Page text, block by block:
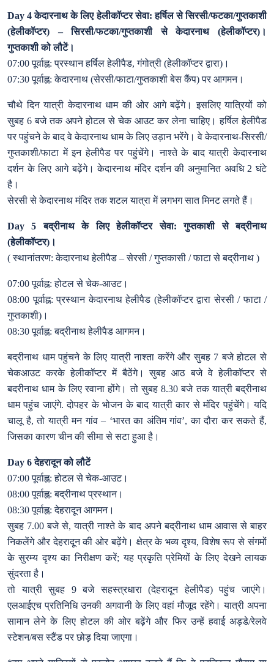
Day 4 केदारनाथ के लिए हेलीकॉप्टर सेवा: हर्षिल से सिरसी/फटका/गुप्तकाशी
(हेलीकॉप्टर) – सिरसी/फटका/गुप्तकाशी से केदारनाथ (हेलीकॉप्टर)।
गुप्तकाशी को लौटें।
07:00 पूर्वाह्न: प्रस्थान हर्षिल हेलीपैड, गंगोत्री (हेलीकॉप्टर द्वारा)।
07:30 पूर्वाह्न: केदारनाथ (सेरसी/फाटा/गुप्तकाशी बेस कैंप) पर आगमन।
चौथे दिन यात्री केदारनाथ धाम की ओर आगे बढ़ेंगे। इसलिए यात्रियों को
सुबह 6 बजे तक अपने होटल से चेक आउट कर लेना चाहिए। हर्षिल हेलीपैड
पर पहुंचने के बाद वे केदारनाथ धाम के लिए उड़ान भरेंगे। वे केदारनाथ-सिरसी/
गुप्तकाशी/फाटा में इन हेलीपैड पर पहुंचेंगे। नाश्ते के बाद यात्री केदारनाथ
दर्शन के लिए आगे बढ़ेंगे। केदारनाथ मंदिर दर्शन की अनुमानित अवधि 2 घंटे
है।
सेरसी से केदारनाथ मंदिर तक शटल यात्रा में लगभग सात मिनट लगते हैं।
Day 5 बद्रीनाथ के लिए हेलीकॉप्टर सेवा: गुप्तकाशी से बद्रीनाथ
(हेलीकॉप्टर)।
( स्थानांतरण: केदारनाथ हेलीपैड – सेरसी / गुप्तकासी / फाटा से बद्रीनाथ )
07:00 पूर्वाह्न: होटल से चेक-आउट।
08:00 पूर्वाह्न: प्रस्थान केदारनाथ हेलीपैड (हेलीकॉप्टर द्वारा सेरसी / फाटा /
गुप्तकाशी)।
08:30 पूर्वाह्न: बद्रीनाथ हेलीपैड आगमन।
बद्रीनाथ धाम पहुंचने के लिए यात्री नाश्ता करेंगे और सुबह 7 बजे होटल से
चेकआउट करके हेलीकॉप्टर में बैठेंगे। सुबह आठ बजे वे हेलीकॉप्टर से
बदरीनाथ धाम के लिए रवाना होंगे। तो सुबह 8.30 बजे तक यात्री बद्रीनाथ
धाम पहुंच जाएंगे. दोपहर के भोजन के बाद यात्री कार से मंदिर पहुंचेंगे। यदि
चालू है, तो यात्री मन गांव – ‘भारत का अंतिम गांव’, का दौरा कर सकते हैं,
जिसका कारण चीन की सीमा से सटा हुआ है।
Day 6 देहरादून को लौटें
07:00 पूर्वाह्न: होटल से चेक-आउट।
08:00 पूर्वाह्न: बद्रीनाथ प्रस्थान।
08:30 पूर्वाह्न: देहरादून आगमन।
सुबह 7.00 बजे से, यात्री नाश्ते के बाद अपने बद्रीनाथ धाम आवास से बाहर
निकलेंगे और देहरादून की ओर बढ़ेंगे। क्षेत्र के भव्य दृश्य, विशेष रूप से संगमों
के सुरम्य दृश्य का निरीक्षण करें; यह प्रकृति प्रेमियों के लिए देखने लायक
सुंदरता है।
तो यात्री सुबह 9 बजे सहस्त्रधारा (देहरादून हेलीपैड) पहुंच जाएंगे।
एलआईएच प्रतिनिधि उनकी अगवानी के लिए वहां मौजूद रहेंगे। यात्री अपना
सामान लेने के लिए होटल की ओर बढ़ेंगे और फिर उन्हें हवाई अड्डे/रेलवे
स्टेशन/बस स्टैंड पर छोड़ दिया जाएगा।